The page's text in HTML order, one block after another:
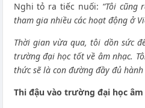
Nghi tỏ ra tiếc nuối: “Tôi cũng
tham gia nhiều các hoạt động ở
Thời gian vừa qua, tôi dồn sức
trường đại học tốt về âm nhạc.
thức sẽ là con đường đầy đủ
Thi đậu vào trường đại học